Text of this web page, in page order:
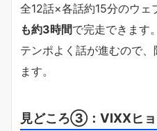
全12話×各話約15分のウェ
も約3時間で完走できます。
テンポよく話が進むので
ます。
見どころ③：VIXXヒョ